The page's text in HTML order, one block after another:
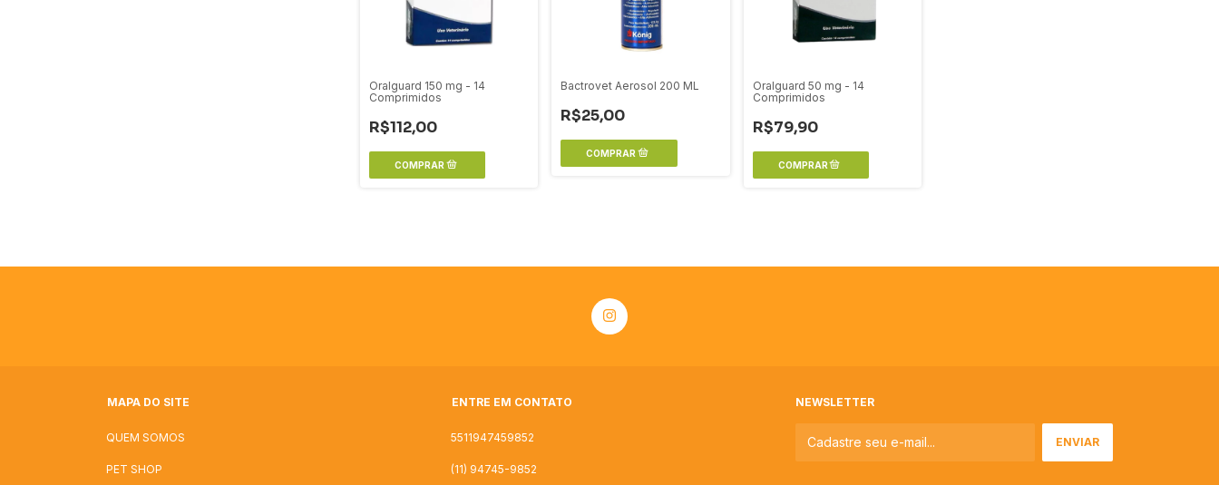
Oralguard 150 mg - 14
Comprimidos
R$112,00
Bactrovet Aerosol 200 ML
R$25,00
Oralguard 50 mg - 14
Comprimidos
R$79,90
MAPA DO SITE
QUEM SOMOS
PET SHOP
ENTRE EM CONTATO
5511947459852
(11) 94745-9852
NEWSLETTER